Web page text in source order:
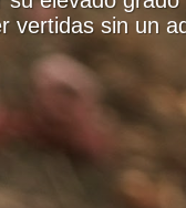
por su alto
un